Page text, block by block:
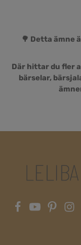
🌳 Detta ämne
Där hittar du fler
bärselar,